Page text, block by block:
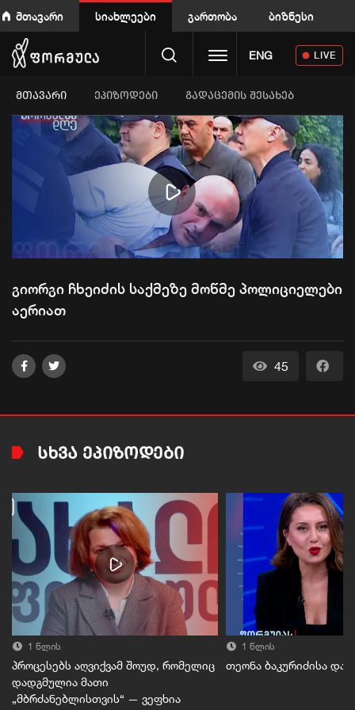
მთავარი სიახლეები გართობა ბიზნესი
Toggle navigation
ENG LIVE
ᲛᲗᲐᲕᲐᲠᲘ ეპიზოდები გადაცემის შესახებ
Play
Video
გიორგი ჩხეიძის საქმეზე მოწმე პოლიციელები
აერიათ
45
ᲡᲮᲕᲐ ᲔᲞᲘᲖᲝᲓᲔᲑᲘ
1 წლის
პროცესებს აღვიქვამ შოუდ, რომელიც
დადგმულია მათი
„მბრძანებლისთვის“ — ვეფხია
1 წლის
თეონა ბაკურიძისა და